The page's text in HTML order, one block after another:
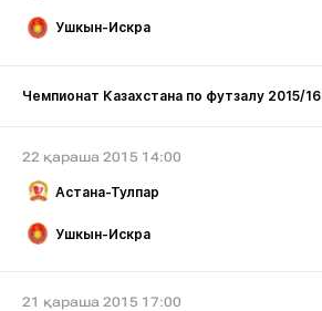
Ушкын-Искра
Чемпионат Казахстана по футзалу 2015/16
22 қараша 2015 14:00
Астана-Тулпар
Ушкын-Искра
21 қараша 2015 17:00